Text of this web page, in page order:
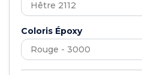
Coloris Époxy